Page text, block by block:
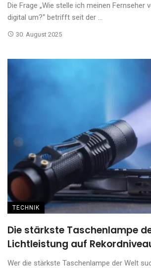
Die Frage „Wie stelle ich meinen Fernseher
digital um?“ betrifft seit der ...
30. August 2025
TECHNIK
Die stärkste Taschenlampe
Lichtleistung auf
Wer die stärkste Taschenlampe der Welt